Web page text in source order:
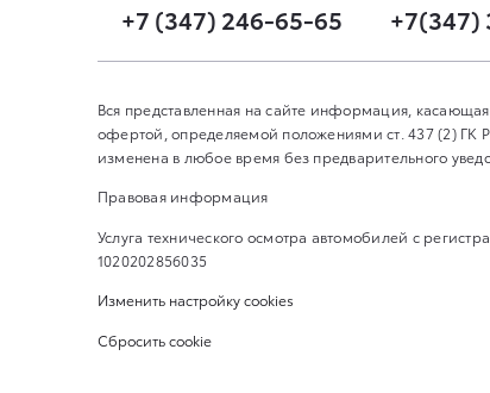
+7 (347) 246-65-65 +7(347)
Вся представленная на сайте информация,
офертой, определяемой положениями ст. 437 (2)
изменена в любое время без предварительного
Правовая информация
Услуга технического осмотра автомобилей с
1020202856035
Изменить настройку cookies
Сбросить cookie